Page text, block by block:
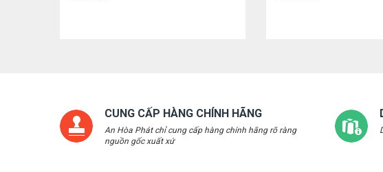
CUNG CẤP HÀNG CHÍNH HÃNG
An Hòa Phát chỉ cung cấp hàng chính hãng rõ ràng
nguồn gốc xuất xứ